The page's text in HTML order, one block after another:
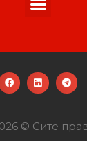
© Сите